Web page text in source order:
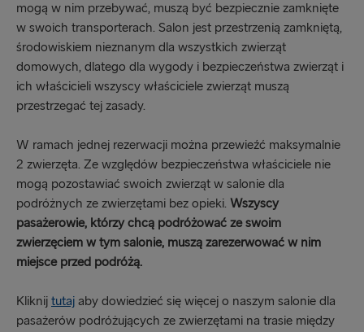
mogą w nim przebywać, muszą być bezpiecznie zamknięte
w swoich transporterach. Salon jest przestrzenią zamkniętą,
środowiskiem nieznanym dla wszystkich zwierząt
domowych, dlatego dla wygody i bezpieczeństwa zwierząt i
ich właścicieli wszyscy właściciele zwierząt muszą
przestrzegać tej zasady.
W ramach jednej rezerwacji można przewieźć maksymalnie
2 zwierzęta. Ze względów bezpieczeństwa właściciele nie
mogą pozostawiać swoich zwierząt w salonie dla
podróżnych ze zwierzętami bez opieki. Wszyscy
pasażerowie, którzy chcą podróżować ze swoim
zwierzęciem w tym salonie, muszą zarezerwować w nim
miejsce przed podróżą.
Kliknij tutaj aby dowiedzieć się więcej o naszym salonie dla
pasażerów podróżujących ze zwierzętami na trasie między